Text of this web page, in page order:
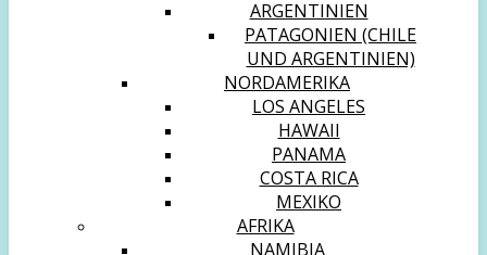
ARGENTINIEN
PATAGONIEN (CHILE
UND ARGENTINIEN)
NORDAMERIKA
LOS ANGELES
HAWAII
PANAMA
COSTA RICA
MEXIKO
AFRIKA
NAMIBIA